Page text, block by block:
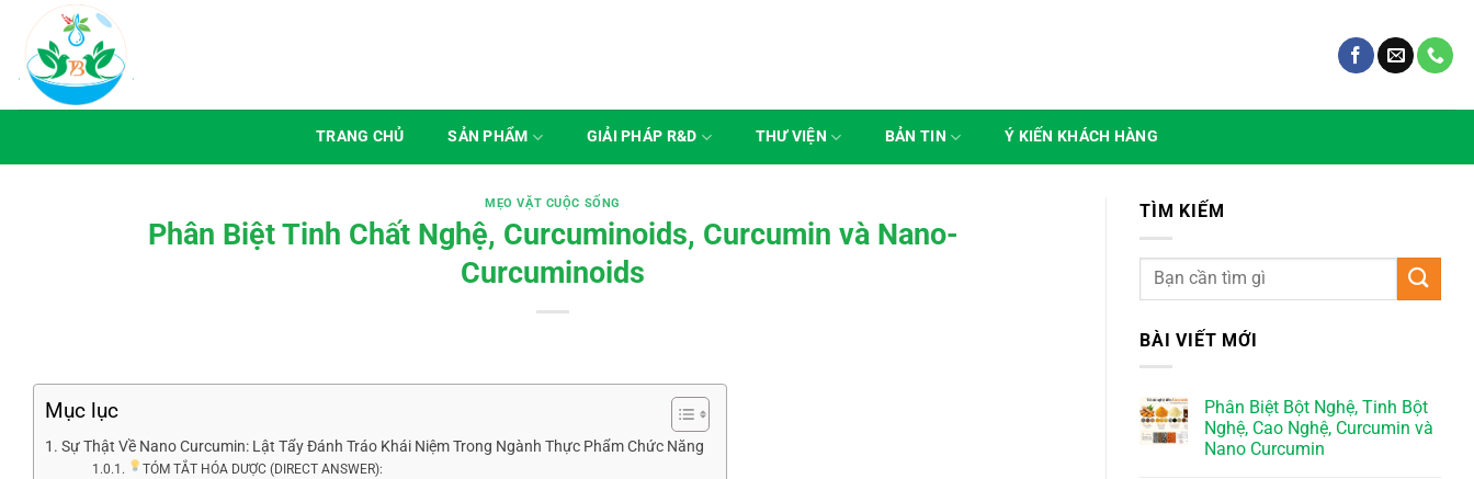
Chuyển
đến
dung
TRANG CHỦ SẢN PHẨM GIẢI PHÁP R&D THƯ VIỆN BẢN TIN Ý KIẾN KHÁCH HÀNG
MẸO VẶT CUỘC SỐNG
Phân Biệt Tinh Chất Nghệ, Curcuminoids, Curcumin và Nano-
Curcuminoids
Mục lục
Sự Thật Về Nano Curcumin: Lật Tẩy Đánh Tráo Khái Niệm Trong Ngành Thực Phẩm Chức Năng
TÓM TẮT HÓA DƯỢC (DIRECT ANSWER):
TÌM KIẾM
BÀI VIẾT MỚI
Phân Biệt Bột Nghệ, Tinh Bột
Nghệ, Cao Nghệ, Curcumin và
Nano Curcumin